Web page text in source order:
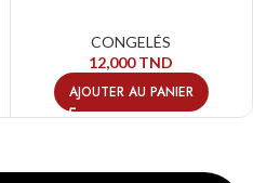
CONGELÉS
12,000TND
AJOUTER AU PANIER